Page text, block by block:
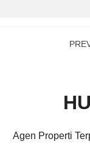
Agen Properti